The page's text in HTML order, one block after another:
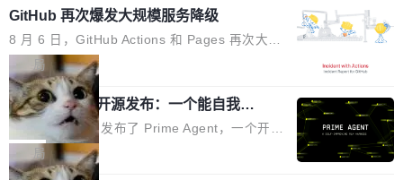
他引用的帖子来自 Mathew Shen，一位 ICLR 2
026 的读者：「看了篇 ...
理由很具体。FA 系列不需要解释，但 FA2 是他
认为最重要的一个——复杂度恰到好处，刚好能
驱动你去学 CuTe，但还没被那些"邪恶的" Hopp
er++ 优化所淹没，足够容易修改和适配。 更关
键的是 FA2 的持久性...
鸿蒙通过统一技术底座和分布式能力，为不同类
型智能设备的开发、连接与互联提供关键支撑，
也为产业链企业探索产品创新与商业增长打开新
的空间。 8月14日，开源鸿蒙智能硬件开发者日
（OHDD：OpenHarmony Hardware Develope
r Day）将在杭州启航。活动面向智能硬件产业
链企业和开发者，邀请行业专家与资深技术顾
问，围绕开源鸿蒙技术能力、设备适配、芯片适
GitHub 再次爆发大规模服务降级
8 月 6 日，GitHub Actions 和 Pages 再次大规
模服务降级，Actions 完全不可用超过 5 小时，
webhook 停发，连自托管 runner 也因调度层故
障无法工作。Pages、Copilot code review、C
opilot coding agent 全部受影响。从检测到完全
恢复，大约 12 小时。 这是 2026 年 8 月的第六
起事故，其中四起与 AI/Copilot 服务相关。 Git
局
Prime Agent 开源发布：一个能自我改
进的编程 Agent，ARC-AGI 3 超越人类
专家基线
Prime Intellect 发布了 Prime Agent，一个开源
的编程 Agent Harness，核心设计围绕两个抽
象：Recursive Language Model（RLM）和 C
局